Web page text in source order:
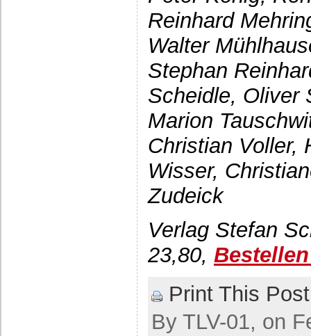
Reinhard
Walter
Stephan
Scheidle, Oliver
Marion
Christian Voller,
Wisser,
Zudeick
Verlag Stefan
23,80,
Print This Post
By TLV-01, on